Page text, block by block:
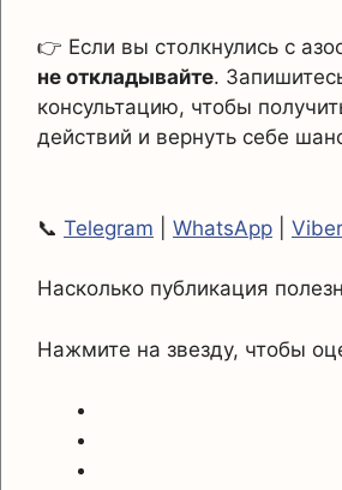
👉 Если вы столкнулись с
не откладывайте.
консультацию, чтобы
действий и вернуть себе
📞 Telegram WhatsApp Viber
Насколько публикация
Нажмите на звезду, чтобы